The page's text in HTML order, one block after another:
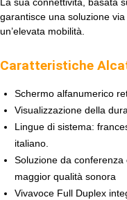
garantisce una soluzione
un’elevata mobilità.
Caratteristiche
Schermo alfanumerico
Visualizzazione della
Lingue di sistema:
italiano.
Soluzione da
maggior qualità sonora
Vivavoce Full Duplex